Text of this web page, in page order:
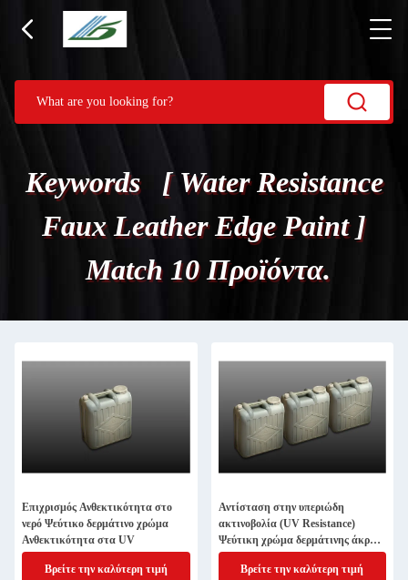
Keywords [ Water Resistance
Faux Leather Edge Paint ]
Match 10 Προϊόντα.
Επιχρισμός Ανθεκτικότητα στο
νερό Ψεύτικο δερμάτινο χρώμα
Ανθεκτικότητα στα UV
Βρείτε την καλύτερη τιμή
Αντίσταση στην υπεριώδη
ακτινοβολία (UV Resistance)
Ψεύτικη χρώμα δερμάτινης άκρης
για εξαιρετική αντοχή στο νερό και
προστασία από τη διάβρωση
Βρείτε την καλύτερη τιμή